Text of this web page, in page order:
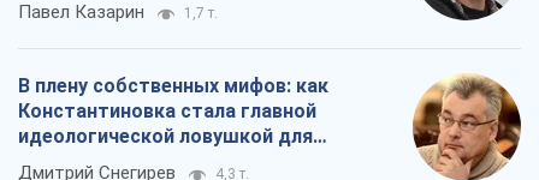
Павел Казарин 1,7 т.
В плену собственных мифов: как
Константиновка стала главной
идеологической ловушкой для
российских оккупантов
Дмитрий Снегирев 4,3 т.